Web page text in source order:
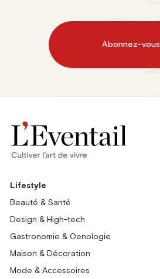
Abonnez-vous
Lifestyle
Beauté & Santé
Design & High-tech
Gastronomie & Oenologie
Maison & Décoration
Mode & Accessoires